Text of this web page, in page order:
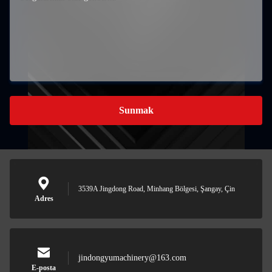
Sunmak
Adres
3539A Jingdong Road, Minhang Bölgesi, Şangay, Çin
E-posta
jindongyumachinery@163.com